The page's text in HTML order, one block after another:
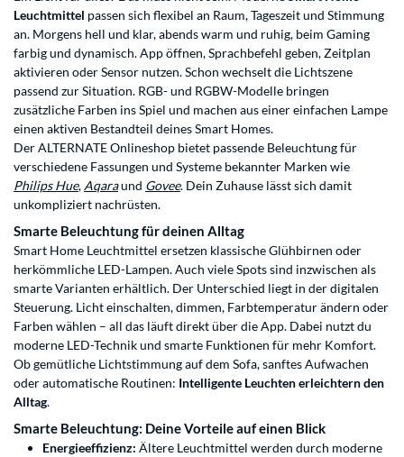
Leuchtmittel passen sich flexibel an Raum, Tageszeit und Stimmung
an. Morgens hell und klar, abends warm und ruhig, beim Gaming
farbig und dynamisch. App öffnen, Sprachbefehl geben, Zeitplan
aktivieren oder Sensor nutzen. Schon wechselt die Lichtszene
passend zur Situation. RGB- und RGBW-Modelle bringen
zusätzliche Farben ins Spiel und machen aus einer einfachen Lampe
einen aktiven Bestandteil deines Smart Homes.
Der ALTERNATE Onlineshop bietet passende Beleuchtung für
verschiedene Fassungen und Systeme bekannter Marken wie
Philips Hue, Aqaraund Govee. Dein Zuhause lässt sich damit
unkompliziert nachrüsten.
Smarte Beleuchtung für deinen Alltag
Smart Home Leuchtmittel ersetzen klassische Glühbirnen oder
herkömmliche LED-Lampen. Auch viele Spots sind inzwischen als
smarte Varianten erhältlich. Der Unterschied liegt in der digitalen
Steuerung. Licht einschalten, dimmen, Farbtemperatur ändern oder
Farben wählen – all das läuft direkt über die App. Dabei nutzt du
moderne LED-Technik und smarte Funktionen für mehr Komfort.
Ob gemütliche Lichtstimmung auf dem Sofa, sanftes Aufwachen
oder automatische Routinen: Intelligente Leuchten erleichtern den
Alltag.
Smarte Beleuchtung: Deine Vorteile auf einen Blick
Energieeffizienz: Ältere Leuchtmittel werden durch moderne